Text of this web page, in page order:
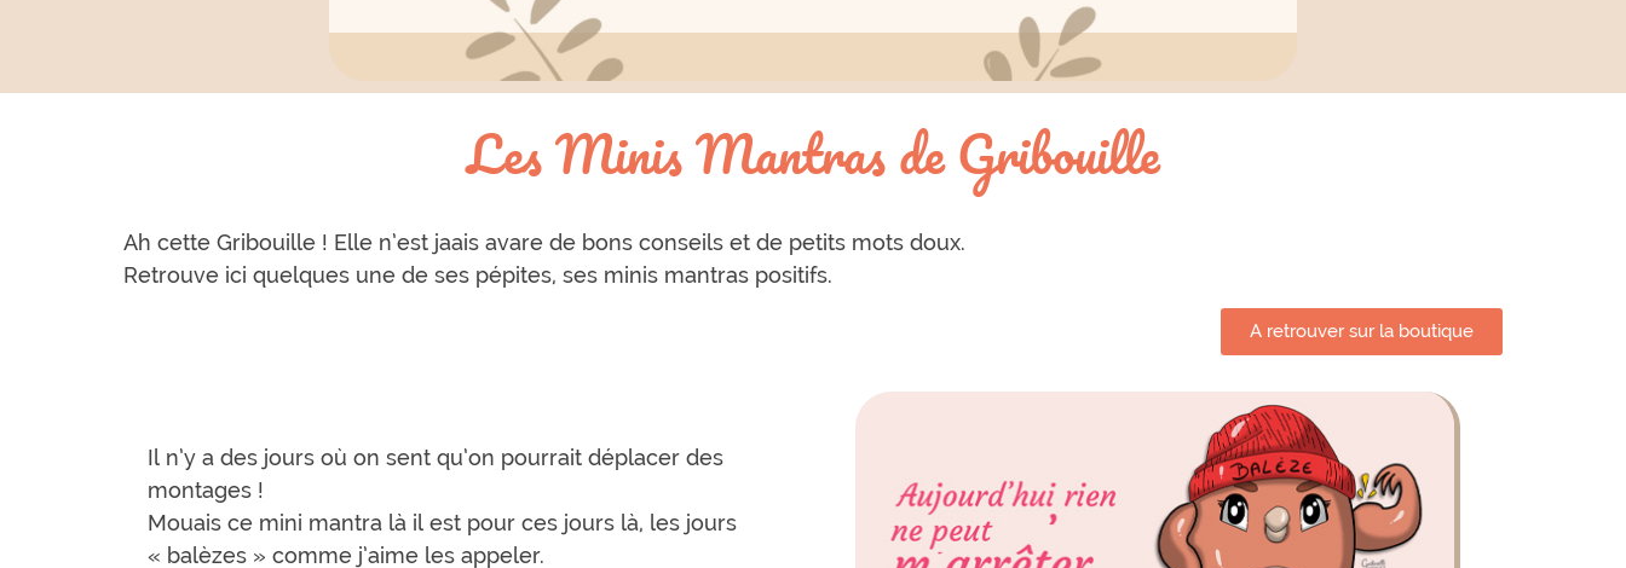
Les Minis Mantras de Gribouille
Ah cette Gribouille ! Elle n’est jaais avare de bons conseils et de petits mots doux.
Retrouve ici quelques une de ses pépites, ses minis mantras positifs.
A retrouver sur la boutique
Il n’y a des jours où on sent qu’on pourrait déplacer des
montages !
Mouais ce mini mantra là il est pour ces jours là, les jours
« balèzes » comme j’aime les appeler.